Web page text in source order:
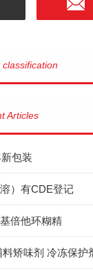
Articles
包装
）有CDE登记
倍他环糊精
矫味剂 冷冻保护